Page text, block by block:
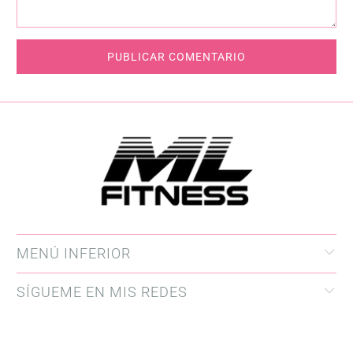
MENÚ INFERIOR
SÍGUEME EN MIS REDES